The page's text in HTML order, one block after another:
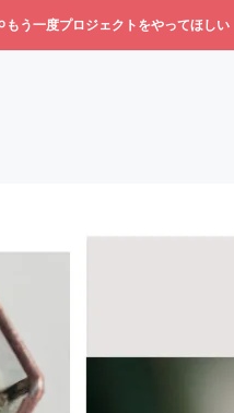
もう一度プロジェクトをやってほしい